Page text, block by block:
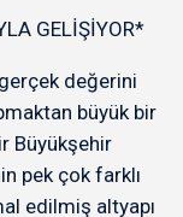
GELİŞİYOR*
değerini
büyük bir
Büyükşehir
pek çok farklı
edilmiş altyapı